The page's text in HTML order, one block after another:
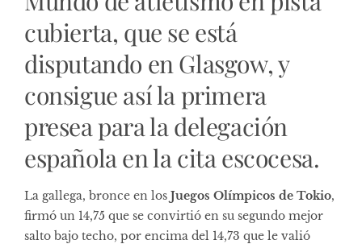
cubierta, que se está
disputando en Glasgow, y
consigue así la primera
presea para la delegación
española en la cita escocesa.
La gallega, bronce en los Juegos Olímpicos de Tokio,
firmó un 14,75 que se convirtió en su segundo mejor
salto bajo techo, por encima del 14,73 que le valió